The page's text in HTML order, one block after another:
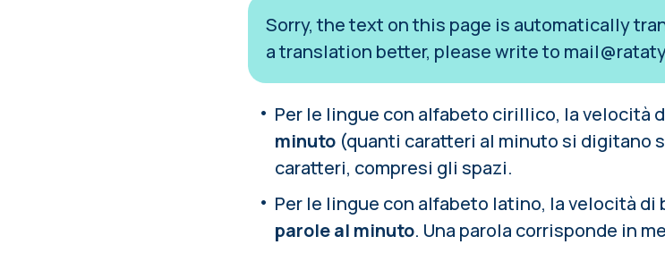
Sorry, the text on this page is automatically
a translation better, please write to
Per le lingue con alfabeto cirillico, la velocità
minuto (quanti caratteri al minuto si digitano
caratteri, compresi gli spazi.
Per le lingue con alfabeto latino, la velocità
parole al minuto. Una parola corrisponde in